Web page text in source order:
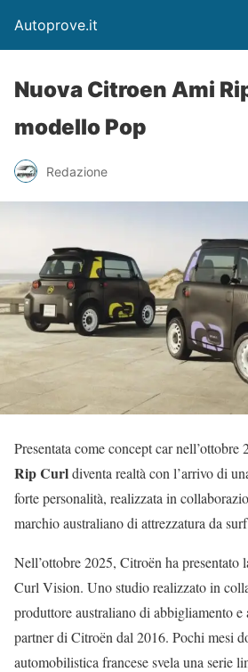
Autoprove.it
Nuova Citroen Ami
modello Pop
Redazione
Presentata come concept car nell’ottobre
Rip Curldiventa realtà con l’arrivo di
forte personalità, realizzata in
marchio australiano di attrezzatura da
Nell’ottobre 2025, Citroën ha
Curl Vision. Uno studio realizzato in
produttore australiano di abbigliamento e
partner di Citroën dal 2016. Pochi mesi
automobilistica francese svela una serie